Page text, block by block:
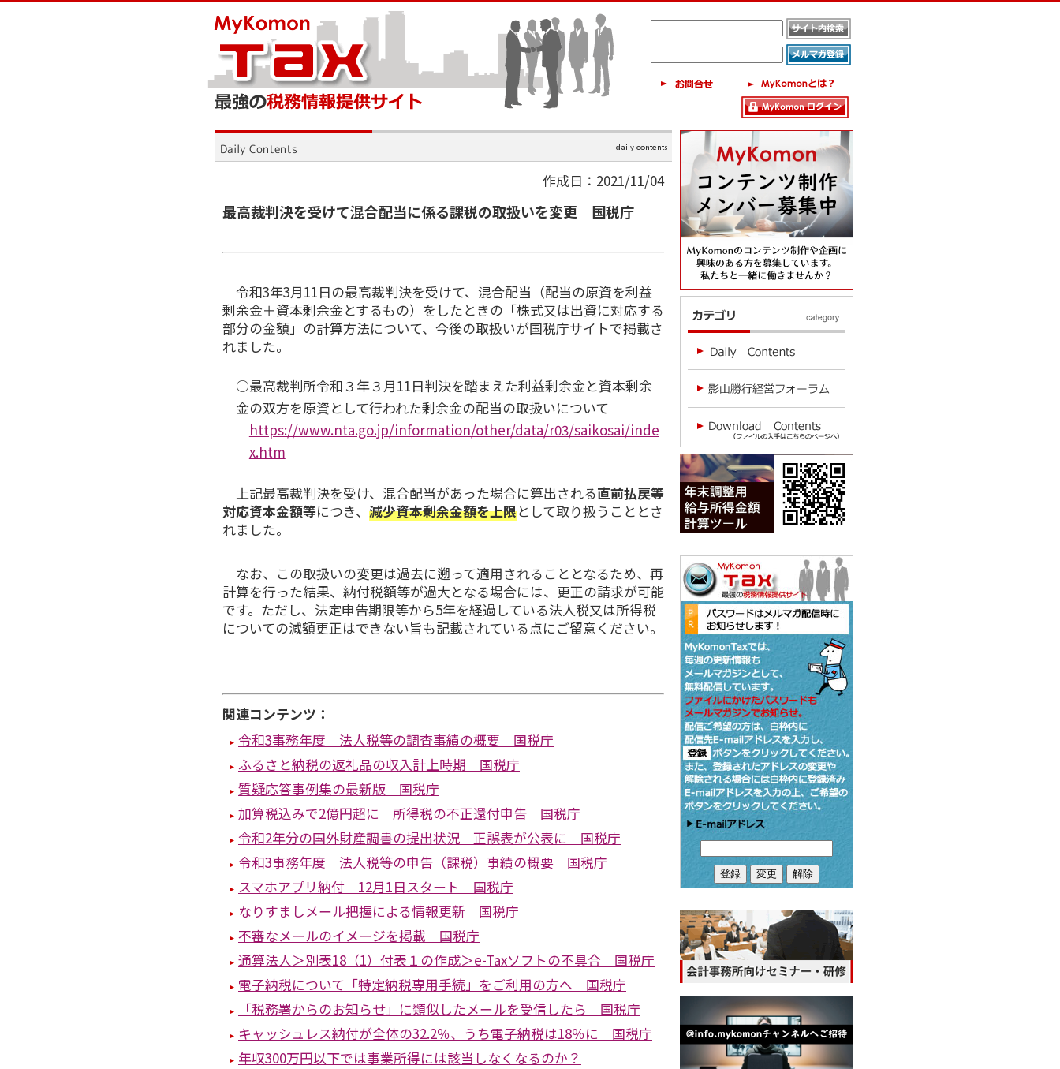
作成日：2021/11/04
最高裁判決を受けて混合配当に係る課税の取扱いを変更 国税庁
令和3年3月11日の最高裁判決を受けて、混合配当（配当の原資を利益
剰余金＋資本剰余金とするもの）をしたときの「株式又は出資に対応する
部分の金額」の計算方法について、今後の取扱いが国税庁サイトで掲載さ
れました。
○最高裁判所令和３年３月11日判決を踏まえた利益剰余金と資本剰余
金の双方を原資として行われた剰余金の配当の取扱いについて
https://www.nta.go.jp/information/other/data/r03/saikosai/inde
x.htm
上記最高裁判決を受け、混合配当があった場合に算出される直前払戻等
対応資本金額等につき、 減少資本剰余金額を上限として取り扱うこととさ
れました。
なお、この取扱いの変更は過去に遡って適用されることとなるため、再
計算を行った結果、納付税額等が過大となる場合には、更正の請求が可能
です。ただし、法定申告期限等から5年を経過している法人税又は所得税
についての減額更正はできない旨も記載されている点にご留意ください。
関連コンテンツ：
令和3事務年度 法人税等の調査事績の概要 国税庁
ふるさと納税の返礼品の収入計上時期 国税庁
質疑応答事例集の最新版 国税庁
加算税込みで2億円超に 所得税の不正還付申告 国税庁
令和2年分の国外財産調書の提出状況 正誤表が公表に 国税庁
令和3事務年度 法人税等の申告（課税）事績の概要 国税庁
スマホアプリ納付 12月1日スタート 国税庁
なりすましメール把握による情報更新 国税庁
不審なメールのイメージを掲載 国税庁
通算法人＞別表18（1）付表１の作成＞e-Taxソフトの不具合 国税庁
電子納税について「特定納税専用手続」をご利用の方へ 国税庁
「税務署からのお知らせ」に類似したメールを受信したら 国税庁
キャッシュレス納付が全体の32.2％、うち電子納税は18％に 国税庁
年収300万円以下では事業所得には該当しなくなるのか？